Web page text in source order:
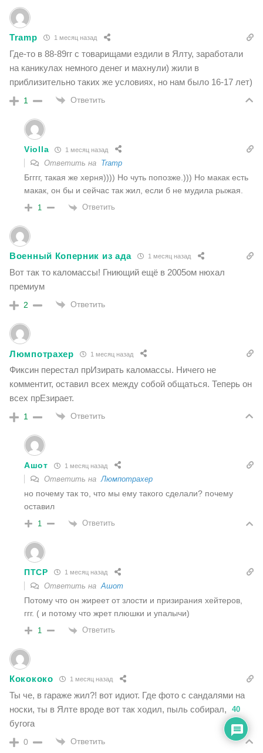
Tramp 1 месяц назад
Где-то в 88-89гг с товарищами ездили в Ялту, заработали
на каникулах немного денег и махнули) жили в
приблизительно таких же условиях, но нам было 16-17 лет)
1 Ответить
Violla 1 месяц назад
Ответить на Tramp
Бгггг, такая же херня)))) Но чуть попозже.))) Но макак есть
макак, он бы и сейчас так жил, если б не мудила рыжая.
1 Ответить
Военный Коперник из ада 1 месяц назад
Вот так то каломассы! Гниющий ещё в 2005ом нюхал
премиум
2 Ответить
Люмпотрахер 1 месяц назад
Фиксин перестал прИзирать каломассы. Ничего не
комментит, оставил всех между собой общаться. Теперь он
всех прЕзирает.
1 Ответить
Ашот 1 месяц назад
Ответить наЛюмпотрахер
но почему так то, что мы ему такого сделали? почему
оставил
1 Ответить
ПТСР 1 месяц назад
Ответить на Ашот
Потому что он жиреет от злости и призирания хейтеров,
ггг. ( и потому что жрет плюшки и упалычи)
1 Ответить
Кокококо 1 месяц назад
Ты че, в гараже жил?! вот идиот. Где фото с сандалями на
носки, ты в Ялте вроде вот так ходил, пыль собирал,
бугога
0 Ответить
40